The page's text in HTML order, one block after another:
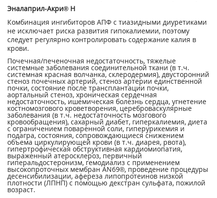
Эналаприл-Акри® Н
Комбинация ингибиторов АПФ с тиазидными диуретиками
не исключает риска развития гипокалиемии, поэтому
следует регулярно контролировать содержание калия в
крови.
Почечная/печеночная недостаточность, тяжелые
системные заболевания соединительной ткани (в т.ч.
системная красная волчанка, склеродермия), двусторонний
стеноз почечных артерий, стеноз артерии единственной
почки, состояние после трансплантации почки,
аортальный стеноз, хроническая сердечная
недостаточность, ишемическая болезнь сердца, угнетение
костномозгового кроветворения, цереброваскулярные
заболевания (в т.ч. недостаточность мозгового
кровообращения), сахарный диабет, гиперкалиемия, диета
с ограничением поваренной соли, гиперурикемия и
подагра, состояния, сопровождающиеся снижением
объема циркулирующей крови (в т.ч. диарея, рвота),
гипертрофическая обструктивная кардиомиопатия,
выраженный атеросклероз, первичный
гиперальдостеронизм, гемодиализ с применением
высокопроточных мембран AN69®, проведение процедуры
десенсибилизации, афереза липопротеинов низкой
плотности (ЛПНП) с помощью декстран сульфата, пожилой
возраст.